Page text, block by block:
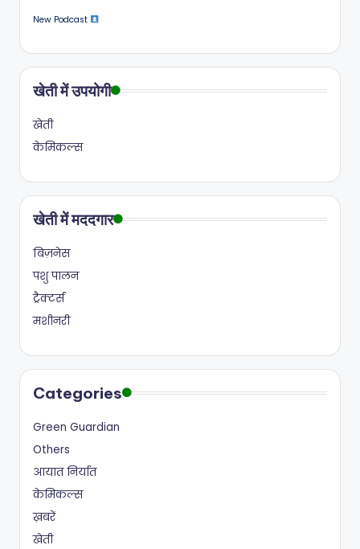
New Podcast
खेती में उपयोगी
खेती
केमिकल्स
खेती में मददगार
बिज़नेस
पशु पालन
ट्रैक्टर्स
मशीनरी
Categories
Green Guardian
Others
आयात निर्यात
केमिकल्स
ख़बरें
खेती